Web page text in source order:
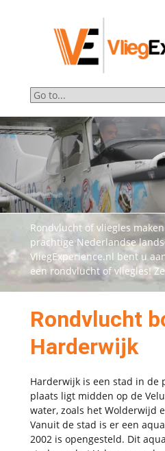
Rondvlucht of vliegles
prachtige Nederlandse
VliegExperience.nl bent u
een rondvlucht of vliegles!
Rondvlucht
Harderwijk
Harderwijk is een stad in de
plaats ligt midden op de
water, zoals het Wolderwijd
Vanuit de stad is er een
2002 is opengesteld. Dit